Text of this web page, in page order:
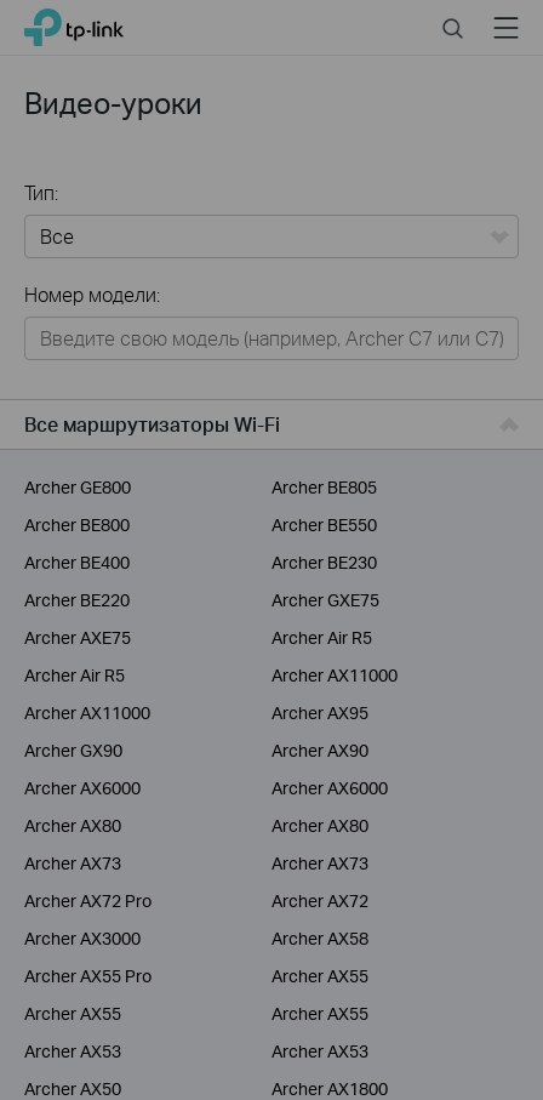
Click
navigation
TP-Link, Reliably Smart SearchMenu
Видео-уроки
Тип:
Для дома
Умный дом
Для операторов связи
Номер модели:
Все маршрутизаторы Wi-Fi
Archer GE800
Archer BE805
Archer BE800
Archer BE550
Archer BE400
Archer BE230
Archer BE220
Archer GXE75
Archer AXE75
Archer Air R5
Archer Air R5
Archer AX11000
Archer AX11000
Archer AX95
Archer GX90
Archer AX90
Archer AX6000
Archer AX6000
Archer AX80
Archer AX80
Archer AX73
Archer AX73
Archer AX72 Pro
Archer AX72
Archer AX3000
Archer AX58
Archer AX55 Pro
Archer AX55
Archer AX55
Archer AX55
Archer AX53
Archer AX53
Archer AX50
Archer AX1800